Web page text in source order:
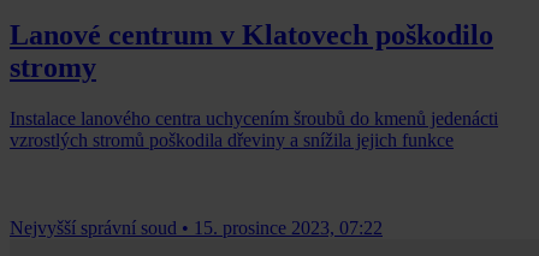
Lanové centrum v Klatovech poškodilo
stromy
Instalace lanového centra uchycením šroubů do kmenů jedenácti
vzrostlých stromů poškodila dřeviny a snížila jejich funkce
Nejvyšší správní soud • 15. prosince 2023, 07:22